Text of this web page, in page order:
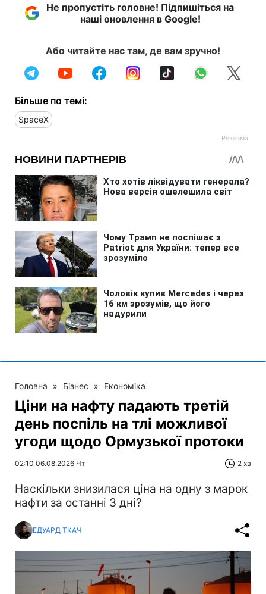
Не пропустіть головне! Підпишіться на
наші оновлення в Google!
Або читайте нас там, де вам зручно!
Більше по темі:
SpaceX
Головна » Бізнес » Економіка
Ціни на нафту падають третій
день поспіль на тлі можливої
угоди щодо Ормузької протоки
02:10 06.08.2026 Чт 2 хв
Наскільки знизилася ціна на одну з марок
нафти за останні 3 дні?
ЕДУАРД ТКАЧ